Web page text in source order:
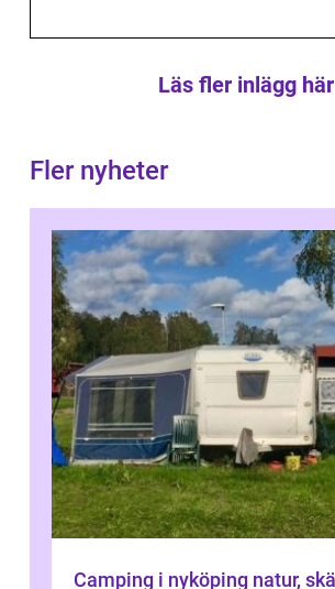
Läs fler inlägg här
Fler nyheter
Camping i nyköping natur, skärgård och